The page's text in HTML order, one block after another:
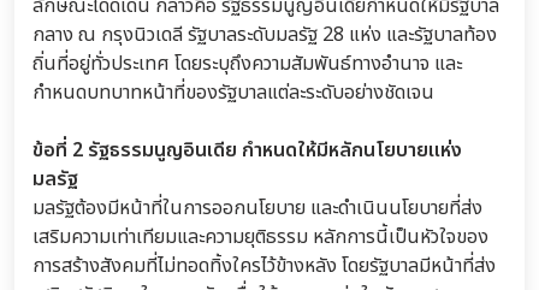
ลักษณะโดดเด่น กล่าวคือ รัฐธรรมนูญอินเดียกำหนดให้มีรัฐบาล
กลาง ณ กรุงนิวเดลี รัฐบาลระดับมลรัฐ 28 แห่ง และรัฐบาลท้อง
ถิ่นที่อยู่ทั่วประเทศ โดยระบุถึงความสัมพันธ์ทางอำนาจ และ
กำหนดบทบาทหน้าที่ของรัฐบาลแต่ละระดับอย่างชัดเจน
ข้อที่ 2 รัฐธรรมนูญอินเดีย กำหนดให้มีหลักนโยบายแห่ง
มลรัฐ
มลรัฐต้องมีหน้าที่ในการออกนโยบาย และดำเนินนโยบายที่ส่ง
เสริมความเท่าเทียมและความยุติธรรม หลักการนี้เป็นหัวใจของ
การสร้างสังคมที่ไม่ทอดทิ้งใครไว้ข้างหลัง โดยรัฐบาลมีหน้าที่ส่ง